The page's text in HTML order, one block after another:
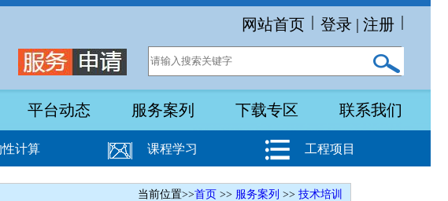
网站首页 | 登录 | 注册 |
平台动态 服务案列 下载专区 联系我们
性计算 课程学习 工程项目
当前位置>>首页 >> 服务案列 >> 技术培训